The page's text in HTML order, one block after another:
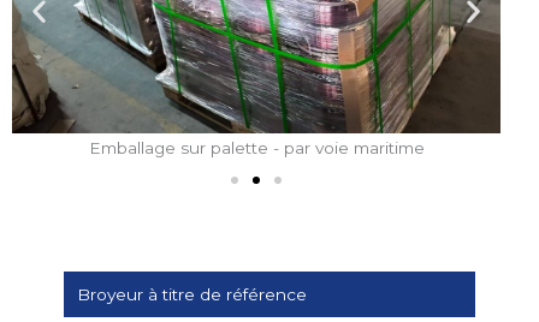
Emballage sur palette - par voie maritime
Broyeur à titre de référence